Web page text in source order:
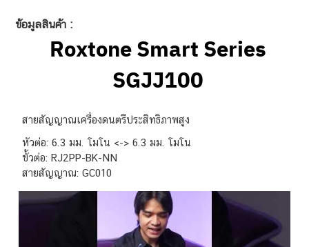
ข้อมูลสินค้า :
Roxtone Smart Series
SGJJ100
สายสัญญาณเครื่องดนตรีประสิทธิภาพสูง
หัวต่อ: 6.3 มม. โมโน <-> 6.3 มม. โมโน
ขั้วต่อ: RJ2PP-BK-NN
สายสัญญาณ: GC010